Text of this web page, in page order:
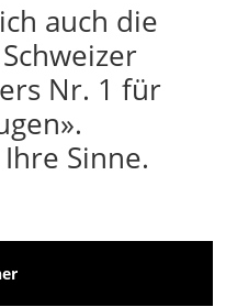
auch die
Nr. 1 für
Sinne.